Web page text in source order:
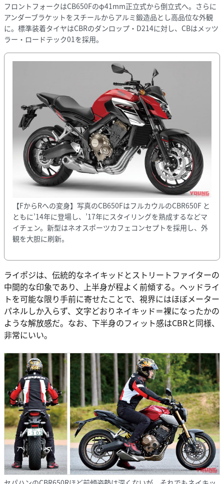
フロントフォークはCB650Fのφ41mm正立式から倒立式へ。さらに
アンダーブラケットをスチールからアルミ鍛造品とし高品位な外観
に。標準装着タイヤはCBRのダンロップ・D214に対し、CBはメッツ
ラー・ロードテック01を採用。
【FからRへの変身】写真のCB650FはフルカウルのCBR650F と
ともに’14年に登場し、’17年にスタイリングを熟成するなどマ
イチェン。新型はネオスポーツカフェコンセプトを採用し、外
観を大胆に刷新。
ライポジは、伝統的なネイキッドとストリートファイターの
中間的な印象であり、上半身が程よく前傾する。ヘッドライ
トを可能な限り手前に寄せたことで、視界にはほぼメーター
パネルしか入らず、文字どおりネイキッド＝裸になったかの
ような解放感だ。なお、下半身のフィット感はCBRと同様、
非常にいい。